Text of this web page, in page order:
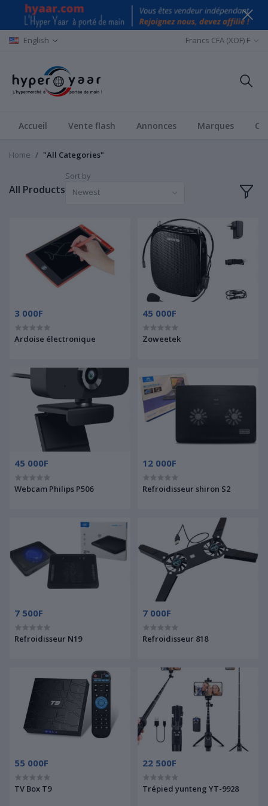
English Francs CFA (XOF) F
Accueil Vente flash Annonces Marques
Home "All Categories"
All Products
Sort by
Newest
3 000F
Ardoise électronique
45 000F
Zoweetek
45 000F
Webcam Philips P506
12 000F
Refroidisseur shiron S2
7 500F
Refroidisseur N19
7 000F
Refroidisseur 818
55 000F
TV Box T9
22 500F
Trépied yunteng YT-9928